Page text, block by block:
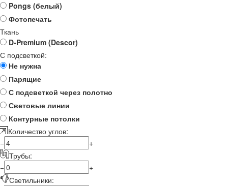
Pongs (белый)
Фотопечать
Ткань
D-Premium (Descor)
С подсветкой:
Не нужна
Парящие
С подсветкой через полотно
Световые линии
Контурные потолки
Количество углов:
−
+
Трубы:
−
+
Светильники: